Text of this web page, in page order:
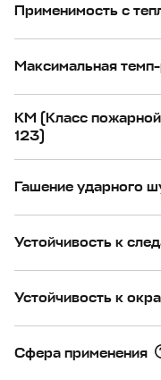
Применимость с
Максимальная
КМ (Класс
123)
Гашение ударного
Устойчивость к
Устойчивость к
Сфера применения